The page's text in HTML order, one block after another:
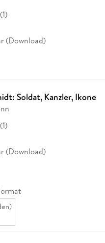
(1)
(Download)
Soldat, Kanzler, Ikone
(1)
(Download)